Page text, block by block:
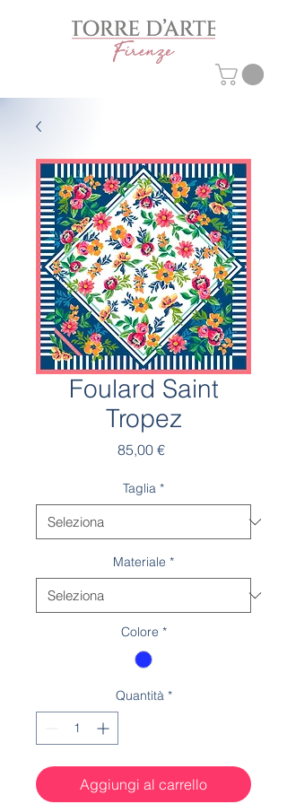
Foulard Saint
Tropez
85,00 €Prezzo
Taglia *
Materiale *
Colore *
Quantità *
Aggiungi al carrello